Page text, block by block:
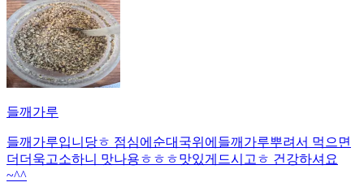
들깨가루
들깨가루입니당ㅎ 점심에순대국위에들깨가루뿌려서 먹으면
더더욱고소하니 맛나용ㅎㅎㅎ맛있게드시고ㅎ 건강하셔요
~^^